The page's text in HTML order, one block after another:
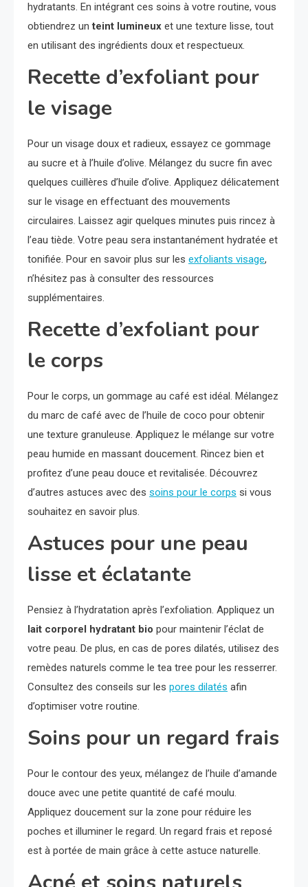
hydratants. En intégrant ces soins à votre routine, vous
obtiendrez unteint lumineux et une texture lisse, tout
en utilisant des ingrédients doux et respectueux.
Recette d’exfoliant pour
le visage
Pour un visage doux et radieux, essayez ce gommage
au sucre et à l’huile d’olive. Mélangez du sucre fin avec
quelques cuillères d’huile d’olive. Appliquez délicatement
sur le visage en effectuant des mouvements
circulaires. Laissez agir quelques minutes puis rincez à
l’eau tiède. Votre peau sera instantanément hydratée et
tonifiée. Pour en savoir plus sur les exfoliants visage,
n’hésitez pas à consulter des ressources
supplémentaires.
Recette d’exfoliant pour
le corps
Pour le corps, un gommage au café est idéal. Mélangez
du marc de café avec de l’huile de coco pour obtenir
une texture granuleuse. Appliquez le mélange sur votre
peau humide en massant doucement. Rincez bien et
profitez d’une peau douce et revitalisée. Découvrez
d’autres astuces avec des soins pour le corps si vous
souhaitez en savoir plus.
Astuces pour une peau
lisse et éclatante
Pensiez à l’hydratation après l’exfoliation. Appliquez un
lait corporel hydratant bio pour maintenir l’éclat de
votre peau. De plus, en cas de pores dilatés, utilisez des
remèdes naturels comme le tea tree pour les resserrer.
Consultez des conseils sur les pores dilatés afin
d’optimiser votre routine.
Soins pour un regard frais
Pour le contour des yeux, mélangez de l’huile d’amande
douce avec une petite quantité de café moulu.
Appliquez doucement sur la zone pour réduire les
poches et illuminer le regard. Un regard frais et reposé
est à portée de main grâce à cette astuce naturelle.